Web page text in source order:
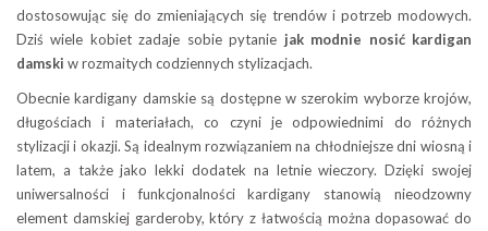
dostosowując się do zmieniających się trendów i potrzeb modowych.
Dziś wiele kobiet zadaje sobie pytanie jak modnie nosić kardigan
damski w rozmaitych codziennych stylizacjach.
Obecnie kardigany damskie są dostępne w szerokim wyborze krojów,
długościach i materiałach, co czyni je odpowiednimi do różnych
stylizacji i okazji. Są idealnym rozwiązaniem na chłodniejsze dni wiosną i
latem, a także jako lekki dodatek na letnie wieczory. Dzięki swojej
uniwersalności i funkcjonalności kardigany stanowią nieodzowny
element damskiej garderoby, który z łatwością można dopasować do